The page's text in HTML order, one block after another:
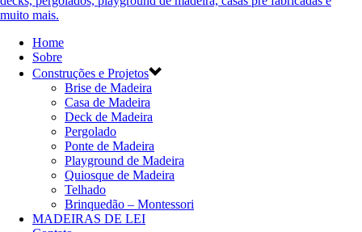
Home
Sobre
Construções e Projetos
Brise de Madeira
Casa de Madeira
Deck de Madeira
Pergolado
Ponte de Madeira
Playground de Madeira
Quiosque de Madeira
Telhado
Brinquedão – Montessori
MADEIRAS DE LEI